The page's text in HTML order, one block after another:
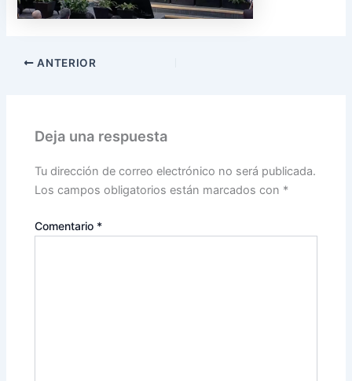
ANTERIOR
Deja una respuesta
Tu dirección de correo electrónico no será publicada.
Los campos obligatorios están marcados con *
Comentario *